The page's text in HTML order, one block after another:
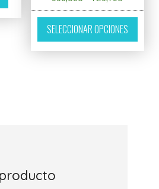
SELECCIONAR OPCIONES
Este